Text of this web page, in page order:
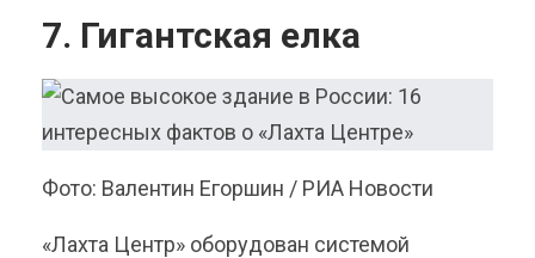
7. Гигантская елка
Фото: Валентин Егоршин / РИА Новости
«Лахта Центр» оборудован системой